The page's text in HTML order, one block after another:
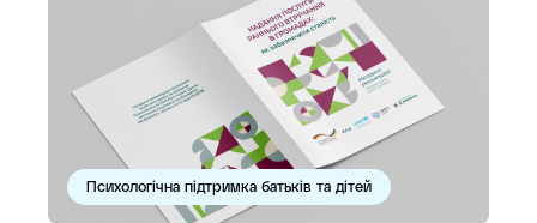
Психологічна підтримка батьків та дітей